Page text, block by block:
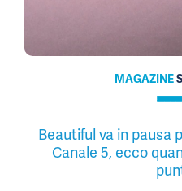
MAGAZINE
Beautiful va in pausa
Canale 5, ecco